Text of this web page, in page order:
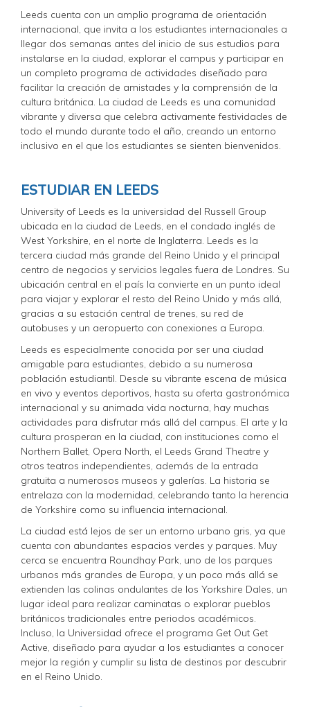
Leeds cuenta con un amplio programa de orientación
internacional, que invita a los estudiantes internacionales a
llegar dos semanas antes del inicio de sus estudios para
instalarse en la ciudad, explorar el campus y participar en
un completo programa de actividades diseñado para
facilitar la creación de amistades y la comprensión de la
cultura británica. La ciudad de Leeds es una comunidad
vibrante y diversa que celebra activamente festividades de
todo el mundo durante todo el año, creando un entorno
inclusivo en el que los estudiantes se sienten bienvenidos.
ESTUDIAR EN LEEDS
University of Leeds es la universidad del Russell Group
ubicada en la ciudad de Leeds, en el condado inglés de
West Yorkshire, en el norte de Inglaterra. Leeds es la
tercera ciudad más grande del Reino Unido y el principal
centro de negocios y servicios legales fuera de Londres. Su
ubicación central en el país la convierte en un punto ideal
para viajar y explorar el resto del Reino Unido y más allá,
gracias a su estación central de trenes, su red de
autobuses y un aeropuerto con conexiones a Europa.
Leeds es especialmente conocida por ser una ciudad
amigable para estudiantes, debido a su numerosa
población estudiantil. Desde su vibrante escena de música
en vivo y eventos deportivos, hasta su oferta gastronómica
internacional y su animada vida nocturna, hay muchas
actividades para disfrutar más allá del campus. El arte y la
cultura prosperan en la ciudad, con instituciones como el
Northern Ballet, Opera North, el Leeds Grand Theatre y
otros teatros independientes, además de la entrada
gratuita a numerosos museos y galerías. La historia se
entrelaza con la modernidad, celebrando tanto la herencia
de Yorkshire como su influencia internacional.
La ciudad está lejos de ser un entorno urbano gris, ya que
cuenta con abundantes espacios verdes y parques. Muy
cerca se encuentra Roundhay Park, uno de los parques
urbanos más grandes de Europa, y un poco más allá se
extienden las colinas ondulantes de los Yorkshire Dales, un
lugar ideal para realizar caminatas o explorar pueblos
británicos tradicionales entre periodos académicos.
Incluso, la Universidad ofrece el programa Get Out Get
Active, diseñado para ayudar a los estudiantes a conocer
mejor la región y cumplir su lista de destinos por descubrir
en el Reino Unido.